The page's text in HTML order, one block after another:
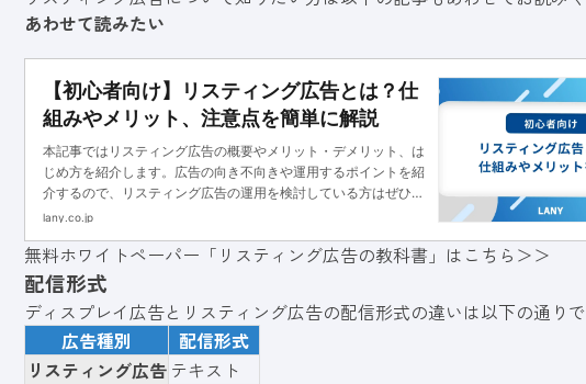
あわせて読みたい
【初心者向け】リスティング広告とは？仕
組みやメリット、注意点を簡単に解説
本記事ではリスティング広告の概要やメリット・デメリット、は
じめ方を紹介します。広告の向き不向きや運用するポイントを紹
介するので、リスティング広告の運用を検討している方はぜひ参
考にしてください。
lany.co.jp
無料ホワイトペーパー「リスティング広告の教科書」はこちら＞＞
配信形式
ディスプレイ広告とリスティング広告の配信形式の違いは以下の通りで
広告種別
配信形式
リスティング広告 テキスト